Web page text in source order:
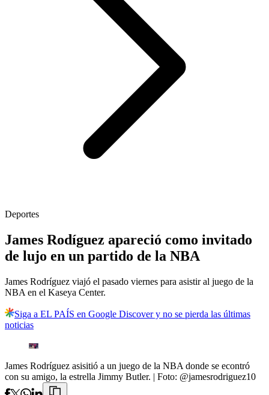
Deportes
James Rodíguez apareció como invitado
de lujo en un partido de la NBA
James Rodríguez viajó el pasado viernes para asistir al juego de la
NBA en el Kaseya Center.
Siga a EL PAÍS en Google Discover y no se pierda las últimas
noticias
James Rodríguez asisitió a un juego de la NBA donde se econtró
con su amigo, la estrella Jimmy Butler. | Foto: @jamesrodriguez10